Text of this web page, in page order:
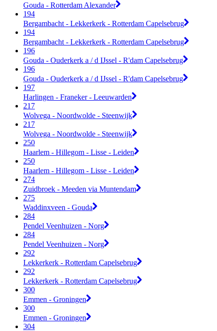
Gouda - Rotterdam Alexander
194
Bergambacht - Lekkerkerk - Rotterdam Capelsebrug
194
Bergambacht - Lekkerkerk - Rotterdam Capelsebrug
196
Gouda - Ouderkerk a / d IJssel - R'dam Capelsebrug
196
Gouda - Ouderkerk a / d IJssel - R'dam Capelsebrug
197
Harlingen - Franeker - Leeuwarden
217
Wolvega - Noordwolde - Steenwijk
217
Wolvega - Noordwolde - Steenwijk
250
Haarlem - Hillegom - Lisse - Leiden
250
Haarlem - Hillegom - Lisse - Leiden
274
Zuidbroek - Meeden via Muntendam
275
Waddinxveen - Gouda
284
Pendel Veenhuizen - Norg
284
Pendel Veenhuizen - Norg
292
Lekkerkerk - Rotterdam Capelsebrug
292
Lekkerkerk - Rotterdam Capelsebrug
300
Emmen - Groningen
300
Emmen - Groningen
304